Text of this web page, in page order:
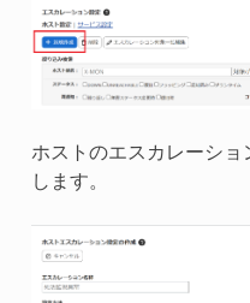
ホストのエスカレーシ
します。